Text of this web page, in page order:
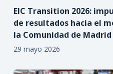
EIC Transition 2026:
de resultados hacia el
la Comunidad de Madrid
29 mayo 2026